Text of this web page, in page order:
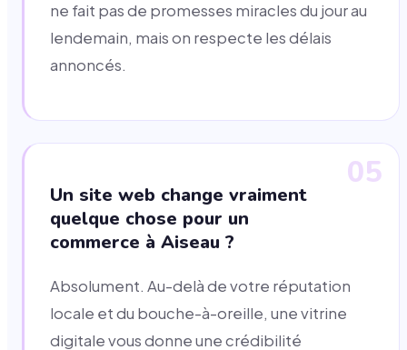
ne fait pas de promesses miracles du jour au
lendemain, mais on respecte les délais
annoncés.
05
Un site web change vraiment
quelque chose pour un
commerce à Aiseau ?
Absolument. Au-delà de votre réputation
locale et du bouche-à-oreille, une vitrine
digitale vous donne une crédibilité